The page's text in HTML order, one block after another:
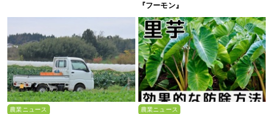
『フーモン』
農業ニュース 農業ニュース